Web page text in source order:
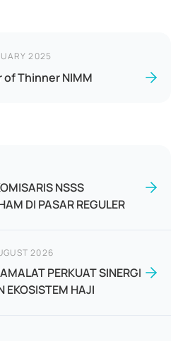
2025
of Thinner NIMM
NSSS
DI PASAR REGULER
2026
PERKUAT SINERGI
EKOSISTEM HAJI